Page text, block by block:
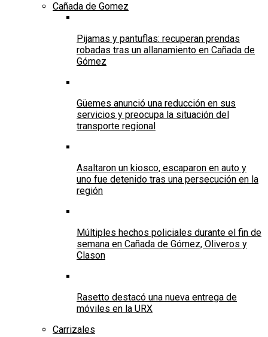
Cañada de Gomez
Pijamas y pantuflas: recuperan prendas
robadas tras un allanamiento en Cañada de
Gómez
Güemes anunció una reducción en sus
servicios y preocupa la situación del
transporte regional
Asaltaron un kiosco, escaparon en auto y
uno fue detenido tras una persecución en la
región
Múltiples hechos policiales durante el fin de
semana en Cañada de Gómez, Oliveros y
Clason
Rasetto destacó una nueva entrega de
móviles en la URX
Carrizales